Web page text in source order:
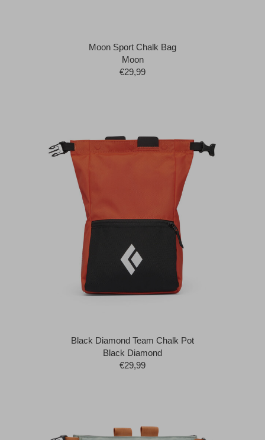
Moon Sport Chalk Bag
Moon
€29,99
Black Diamond Team Chalk Pot
Black Diamond
€29,99